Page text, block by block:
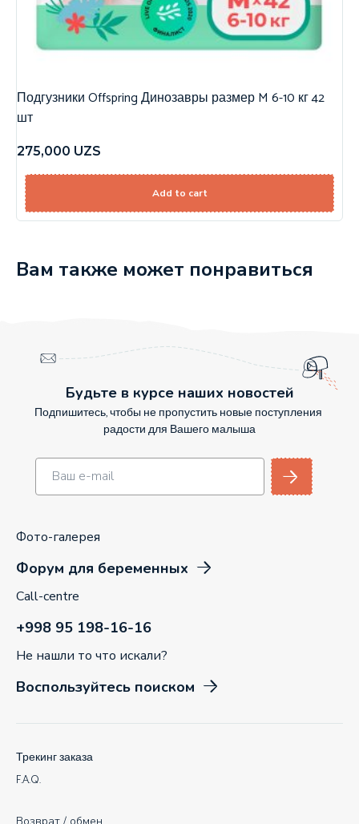
Подгузники Offspring Динозавры размер M 6-10 кг 42
шт
275,000 UZS
Add to cart
Вам также может понравиться
Будьте в курсе наших новостей
Подпишитесь, чтобы не пропустить новые поступления
радости для Вашего малыша
Фото-галерея
Форум для беременных
Call-centre
+998 95 198-16-16
Не нашли то что искали?
Воспользуйтесь поиском
Трекинг заказа
F.A.Q.